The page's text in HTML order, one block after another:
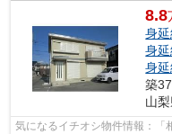
8.8
身
身
身
築
山
気になるイチオシ物件情報：「